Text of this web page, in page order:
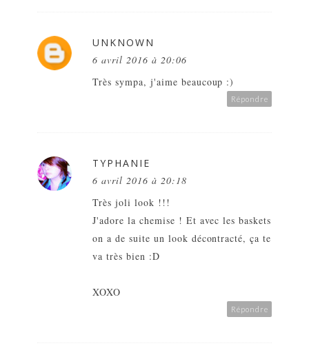
UNKNOWN
6 avril 2016 à 20:06
Très sympa, j'aime beaucoup :)
Répondre
TYPHANIE
6 avril 2016 à 20:18
Très joli look !!!
J'adore la chemise ! Et avec les baskets
on a de suite un look décontracté, ça te
va très bien :D
XOXO
Répondre